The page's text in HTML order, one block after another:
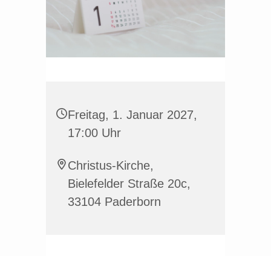
Freitag, 1. Januar 2027,
17:00 Uhr
Christus-Kirche,
Bielefelder Straße 20c,
33104 Paderborn